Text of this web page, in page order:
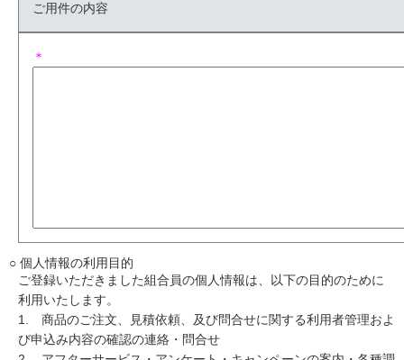
ご用件の内容
＊
○ 個人情報の利用目的
ご登録いただきました組合員の個人情報は、以下の目的のために
利用いたします。
1. 商品のご注文、見積依頼、及び問合せに関する利用者管理およ
び申込み内容の確認の連絡・問合せ